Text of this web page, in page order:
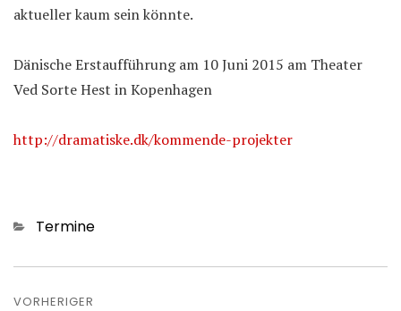
aktueller kaum sein könnte.
Dänische Erstaufführung am 10 Juni 2015 am Theater
Ved Sorte Hest in Kopenhagen
http://dramatiske.dk/kommende-projekter
Kategorien
Termine
VORHERIGER